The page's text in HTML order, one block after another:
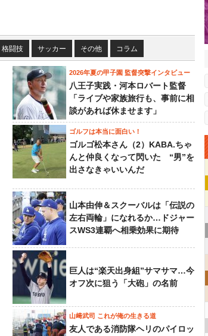
格闘技 サッカー その他 コラム
2026年夏の甲子園 監督突撃インタビュー
八王子実践・河本ロバート監督
「ライブや家族旅行も、事前に相
談があれば休ませます」
ゴルフは本当に面白い！
ゴルゴ松本さん（2）KABA.ちゃ
んと仲良くなって閃いた “男”を
出さなきゃいいんだ
山本由伸＆スクーバルは「伝説の
左右両輪」になれるか…ドジャー
スWS3連覇へ相乗効果に期待
巨人は“楽天出身組”サマサマ…今
オフ次に狙う「大砲」の名前
山﨑武司 これが俺の生きる道
友人である消防隊ヘリのパイロッ